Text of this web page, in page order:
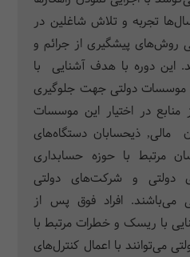
تجربه و تلاش شاغلین در
روش‌های پیشگیری از جرائم و
این دوره با هدف آشنایی با
موسسات دولتی جهت جلوگیری
در اختیار این موسسات
مالی, ذیحسابان دستگاه‌های
مرتبط با حوزه حسابداری
دولتی و شرکت‌های دولتی
می‌باشند. افراد فوق پس از
با ریسک و خطرات مرتبط با
می‌توانند با اعمال کنترل‌های